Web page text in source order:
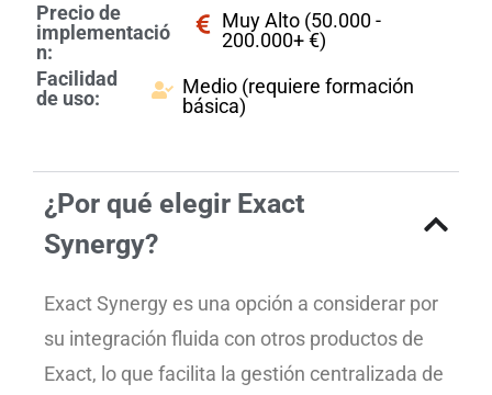
Precio de
implementació
n:
Muy Alto (50.000 -
200.000+ €)
Facilidad
de uso:
Medio (requiere formación
básica)
¿Por qué elegir Exact
Synergy?
Exact Synergy es una opción a considerar por
su integración fluida con otros productos de
Exact, lo que facilita la gestión centralizada de